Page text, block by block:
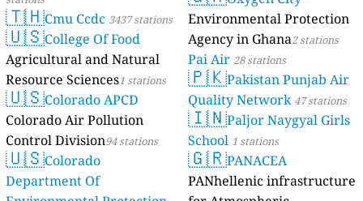
🇹🇭Cmu Ccdc 3437 stations
🇺🇸College Of Food
Agricultural and Natural
Resource Sciences1 stations
🇺🇸Colorado APCD
Colorado Air Pollution
Control Division94 stations
🇺🇸Colorado
Department Of
Environmental Protection
Agency in Ghana2 stations
Pai Air 28 stations
🇵🇰Pakistan Punjab Air
Quality Network 47 stations
🇮🇳Paljor Naygyal Girls
School 1 stations
🇬🇷PANACEA
PANhellenic infrastructure